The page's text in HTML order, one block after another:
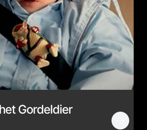
Gordeldier